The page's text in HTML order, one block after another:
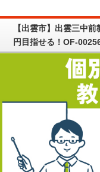
【出雲市】出雲三中
円目指せる！OF-